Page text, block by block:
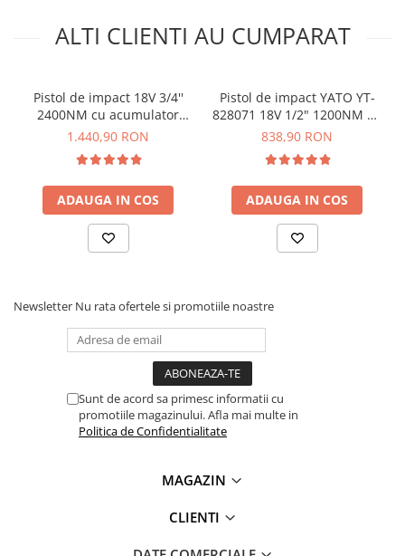
Compatibilitate acumulator: 20V 4.0Ah Li-Ion TEH
Timp incarcare:2h
Viteza maxima fara sarcina T1:
1600 rpm
Rata maxima impact T1:1800 bpm
Viteza maxima fara sarcina T2:
2000 rpm
Rata maxima impact T2:
Rata maxima impact T3:
Greutate totala:1.418 Kg
Ce contine cutia?
1x Manual de utilizare clickAICI
ALTI CLIENTI AU CUMPARAT
Pistol de impact 18V 3/4''
2400NM cu acumulator
1x6AH - YATO YT-828073
1.440,90 RON
ADAUGA IN COS
Pistol de impact YATO YT-
828071 18V 1/2" 1200NM cu
acumulator 1x4AH
838,90 RON
ADAUGA IN COS
Newsletter Nu rata ofertele si promotiile noastre
Sunt de acord sa primesc informatii cu
promotiile magazinului. Afla mai multe in
Politica de Confidentialitate
MAGAZIN
CLIENTI